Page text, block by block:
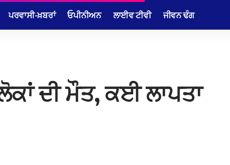
ਪਰਵਾਸੀ-ਖ਼ਬਰਾਂ ਓਪੀਨੀਅਨ ਲਾਈਵ ਟੀਵੀ ਜੀਵਨ ਢੰਗ
ਦੀ ਮੌਤ, ਕਈ ਲਾਪਤਾ